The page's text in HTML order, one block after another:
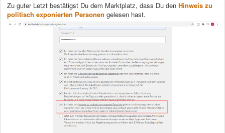
Zu guter Letzt bestätigst Du dem Marktplatz, dass Du den Hinweis zu
politisch exponierten Personen gelesen hast.